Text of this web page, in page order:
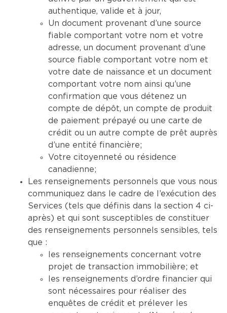
authentique, valide et à jour,
Un document provenant d’une source
fiable comportant votre nom et votre
adresse, un document provenant d’une
source fiable comportant votre nom et
votre date de naissance et un document
comportant votre nom ainsi qu’une
confirmation que vous détenez un
compte de dépôt, un compte de produit
de paiement prépayé ou une carte de
crédit ou un autre compte de prêt auprès
d’une entité financière;
Votre citoyenneté ou résidence
canadienne;
Les renseignements personnels que vous nous
communiquez dans le cadre de l’exécution des
Services (tels que définis dans la section 4 ci-
après) et qui sont susceptibles de constituer
des renseignements personnels sensibles, tels
que :
les renseignements concernant votre
projet de transaction immobilière; et
les renseignements d’ordre financier qui
sont nécessaires pour réaliser des
enquêtes de crédit et prélever les